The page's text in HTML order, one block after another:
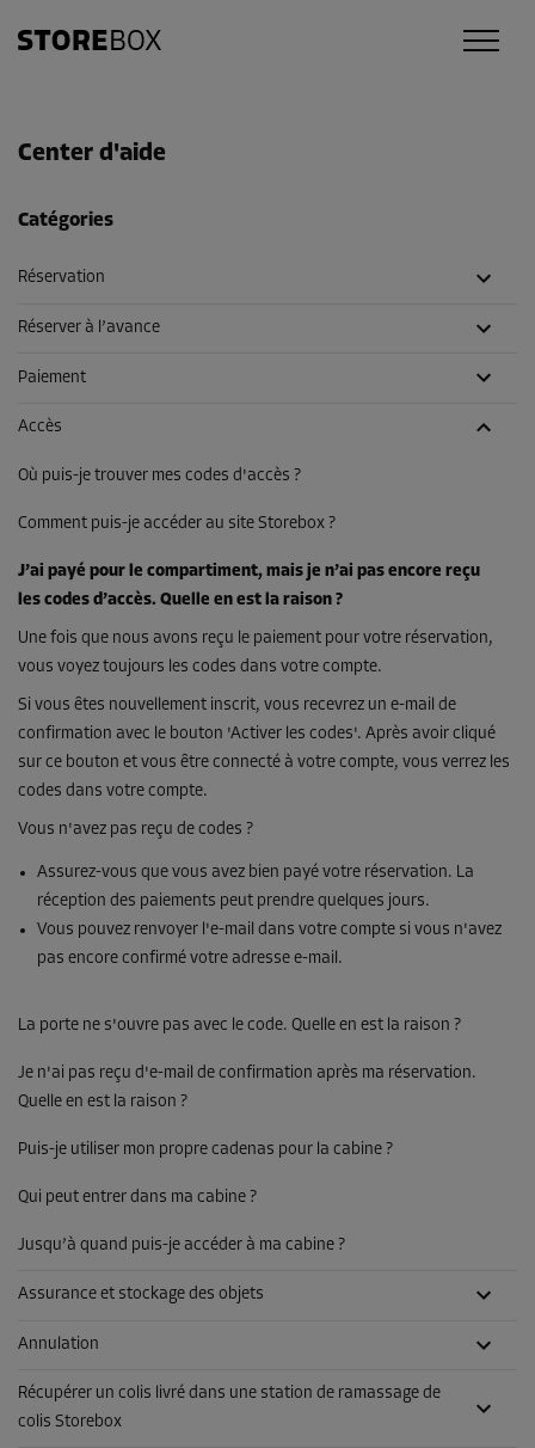
Center d'aide
Catégories
Réservation
Réserver à l’avance
Paiement
Accès
Où puis-je trouver mes codes d'accès ?
Comment puis-je accéder au site Storebox ?
J’ai payé pour le compartiment, mais je n’ai pas encore reçu
les codes d’accès. Quelle en est la raison ?
Une fois que nous avons reçu le paiement pour votre réservation,
vous voyez toujours les codes dans votre compte.
Si vous êtes nouvellement inscrit, vous recevrez un e-mail de
confirmation avec le bouton 'Activer les codes'. Après avoir cliqué
sur ce bouton et vous être connecté à votre compte, vous verrez les
codes dans votre compte.
Vous n'avez pas reçu de codes ?
Assurez-vous que vous avez bien payé votre réservation. La
réception des paiements peut prendre quelques jours.
Vous pouvez renvoyer l'e-mail dans votre compte si vous n'avez
pas encore confirmé votre adresse e-mail.
La porte ne s'ouvre pas avec le code. Quelle en est la raison ?
Je n'ai pas reçu d'e-mail de confirmation après ma réservation.
Quelle en est la raison ?
Puis-je utiliser mon propre cadenas pour la cabine ?
Qui peut entrer dans ma cabine ?
Jusqu’à quand puis-je accéder à ma cabine ?
Assurance et stockage des objets
Annulation
Récupérer un colis livré dans une station de ramassage de
colis Storebox